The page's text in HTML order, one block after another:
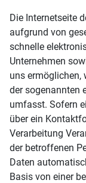
Die Internetseite
aufgrund von
schnelle
Unternehmen
uns ermöglichen,
der sogenannten
umfasst. Sofern
über ein
Verarbeitung
der betroffenen
Daten
Basis von einer